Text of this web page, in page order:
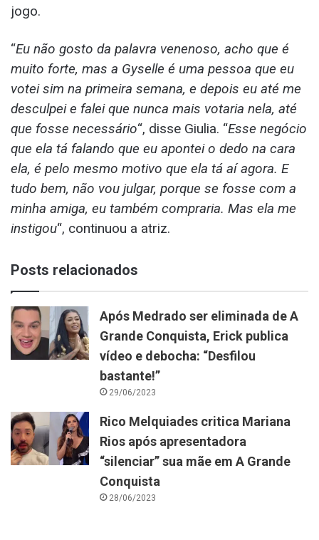
jogo.
“Eu não gosto da palavra venenoso, acho que é
muito forte, mas a Gyselle é uma pessoa que eu
votei sim na primeira semana, e depois eu até me
desculpei e falei que nunca mais votaria nela, até
que fosse necessário“, disse Giulia. “Esse negócio
que ela tá falando que eu apontei o dedo na cara
ela, é pelo mesmo motivo que ela tá aí agora. E
tudo bem, não vou julgar, porque se fosse com a
minha amiga, eu também compraria. Mas ela me
instigou“, continuou a atriz.
Posts relacionados
Após Medrado ser eliminada de A
Grande Conquista, Erick publica
vídeo e debocha: “Desfilou
bastante!”
29/06/2023
Rico Melquiades critica Mariana
Rios após apresentadora
“silenciar” sua mãe em A Grande
Conquista
28/06/2023